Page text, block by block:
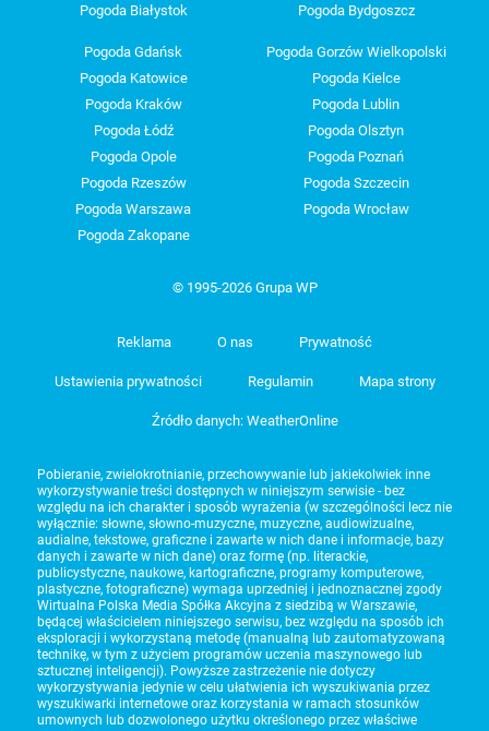
Pogoda Białystok Pogoda Bydgoszcz
Pogoda Gdańsk
Pogoda Gorzów Wielkopolski
Pogoda Katowice
Pogoda Kielce
Pogoda Kraków
Pogoda Lublin
Pogoda Łódź
Pogoda Olsztyn
Pogoda Opole
Pogoda Poznań
Pogoda Rzeszów
Pogoda Szczecin
Pogoda Warszawa
Pogoda Wrocław
Pogoda Zakopane
© 1995-2026 Grupa WP
Reklama O nas Prywatność
Ustawienia prywatności Regulamin Mapa strony
Źródło danych: WeatherOnline
Pobieranie, zwielokrotnianie, przechowywanie lub jakiekolwiek inne
wykorzystywanie treści dostępnych w niniejszym serwisie - bez
względu na ich charakter i sposób wyrażenia (w szczególności lecz nie
wyłącznie: słowne, słowno-muzyczne, muzyczne, audiowizualne,
audialne, tekstowe, graficzne i zawarte w nich dane i informacje, bazy
danych i zawarte w nich dane) oraz formę (np. literackie,
publicystyczne, naukowe, kartograficzne, programy komputerowe,
plastyczne, fotograficzne) wymaga uprzedniej i jednoznacznej zgody
Wirtualna Polska Media Spółka Akcyjna z siedzibą w Warszawie,
będącej właścicielem niniejszego serwisu, bez względu na sposób ich
eksploracji i wykorzystaną metodę (manualną lub zautomatyzowaną
technikę, w tym z użyciem programów uczenia maszynowego lub
sztucznej inteligencji). Powyższe zastrzeżenie nie dotyczy
wykorzystywania jedynie w celu ułatwienia ich wyszukiwania przez
wyszukiwarki internetowe oraz korzystania w ramach stosunków
umownych lub dozwolonego użytku określonego przez właściwe